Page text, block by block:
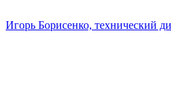
Игорь Борисенко, технический